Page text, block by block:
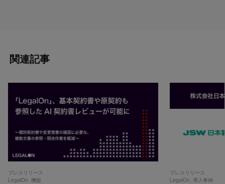
関連記事
プレスリリース
LegalOn ,機能
プレスリリース
LegalOn 導入事例